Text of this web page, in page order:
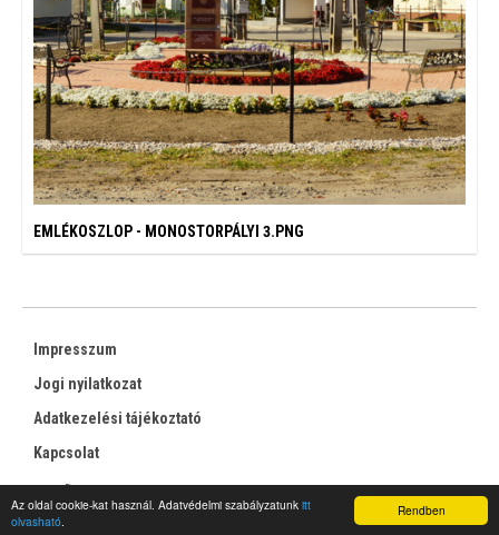
Rendben
Az oldal cookie-kat használ. Adatvédelmi szabályzatunk itt
olvasható.
EMLÉKOSZLOP - MONOSTORPÁLYI 3.PNG
Impresszum
Jogi nyilatkozat
Adatkezelési tájékoztató
Kapcsolat